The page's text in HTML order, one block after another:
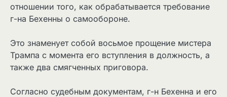
отношении того, как обрабатывается требование
г-на Бехенны о самообороне.
Это знаменует собой восьмое прощение мистера
Трампа с момента его вступления в должность, а
также два смягченных приговора.
Согласно судебным документам, г-н Бехенна и его